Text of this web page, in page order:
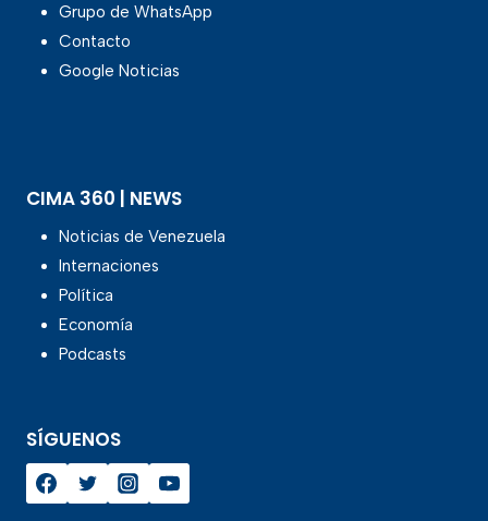
Grupo de WhatsApp
Contacto
Google Noticias
CIMA 360 | NEWS
Noticias de Venezuela
Internaciones
Política
Economía
Podcasts
SÍGUENOS